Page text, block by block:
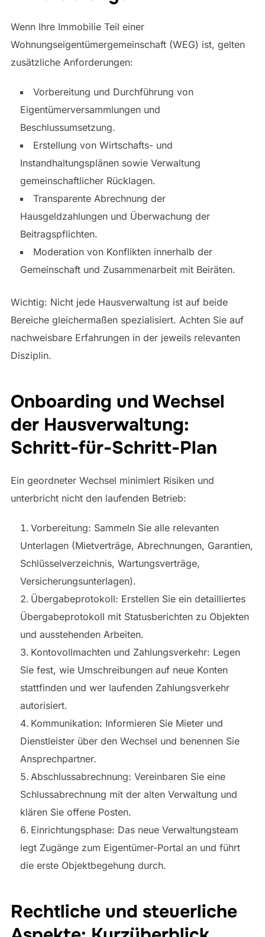
Wenn Ihre Immobilie Teil einer
Wohnungseigentümergemeinschaft (WEG) ist, gelten
zusätzliche Anforderungen:
Vorbereitung und Durchführung von
Eigentümerversammlungen und
Beschlussumsetzung.
Erstellung von Wirtschafts- und
Instandhaltungsplänen sowie Verwaltung
gemeinschaftlicher Rücklagen.
Transparente Abrechnung der
Hausgeldzahlungen und Überwachung der
Beitragspflichten.
Moderation von Konflikten innerhalb der
Gemeinschaft und Zusammenarbeit mit Beiräten.
Wichtig: Nicht jede Hausverwaltung ist auf beide
Bereiche gleichermaßen spezialisiert. Achten Sie auf
nachweisbare Erfahrungen in der jeweils relevanten
Disziplin.
Onboarding und Wechsel
der Hausverwaltung:
Schritt-für-Schritt-Plan
Ein geordneter Wechsel minimiert Risiken und
unterbricht nicht den laufenden Betrieb:
Vorbereitung: Sammeln Sie alle relevanten
Unterlagen (Mietverträge, Abrechnungen, Garantien,
Schlüsselverzeichnis, Wartungsverträge,
Versicherungsunterlagen).
Übergabeprotokoll: Erstellen Sie ein detailliertes
Übergabeprotokoll mit Statusberichten zu Objekten
und ausstehenden Arbeiten.
Kontovollmachten und Zahlungsverkehr: Legen
Sie fest, wie Umschreibungen auf neue Konten
stattfinden und wer laufenden Zahlungsverkehr
autorisiert.
Kommunikation: Informieren Sie Mieter und
Dienstleister über den Wechsel und benennen Sie
Ansprechpartner.
Abschlussabrechnung: Vereinbaren Sie eine
Schlussabrechnung mit der alten Verwaltung und
klären Sie offene Posten.
Einrichtungsphase: Das neue Verwaltungsteam
legt Zugänge zum Eigentümer-Portal an und führt
die erste Objektbegehung durch.
Rechtliche und steuerliche